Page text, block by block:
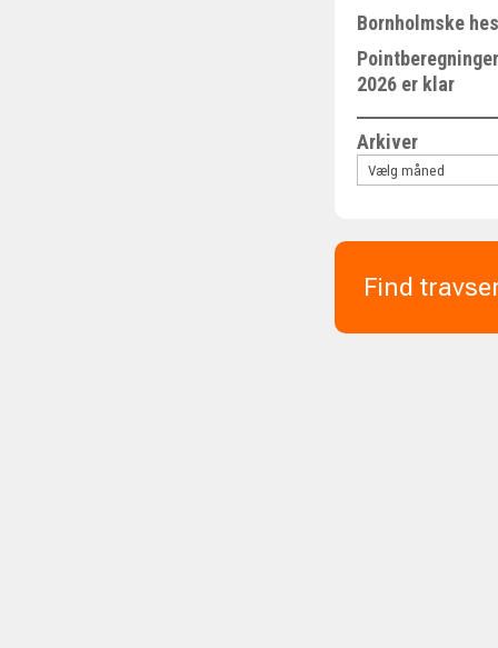
Bornholmske
2026 er klar
Arkiver
Find